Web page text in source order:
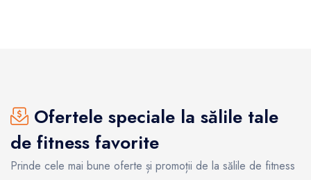
Ofertele speciale la sălile tale
de fitness favorite
Prinde cele mai bune oferte și promoții de la sălile de fitness